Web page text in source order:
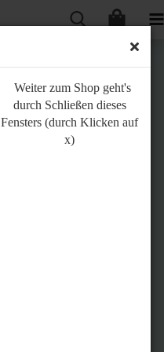
Weiter zum Shop geht's
durch Schließen dieses
Fensters (durch Klicken auf
x)